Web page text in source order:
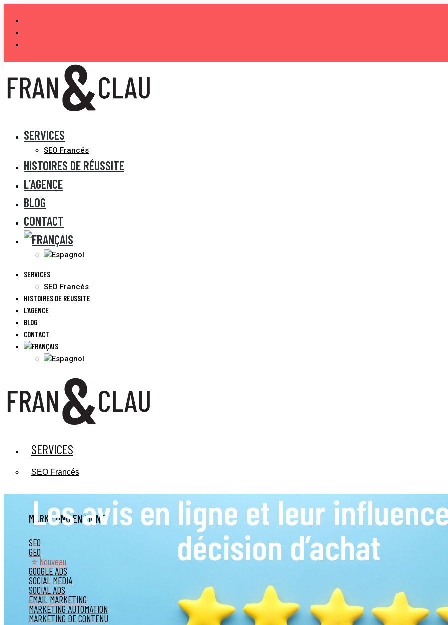
contenu
SERVICES
SEO Francés
HISTOIRES DE RÉUSSITE
L’AGENCE
BLOG
CONTACT
SERVICES
SEO Francés
HISTOIRES DE RÉUSSITE
L’AGENCE
BLOG
CONTACT
SERVICES
SEO Francés
MARKETING EN LIGNE
SEO
GEO
⭐ Nouveau
GOOGLE ADS
SOCIAL MEDIA
SOCIAL ADS
EMAIL MARKETING
MARKETING AUTOMATION
MARKETING DE CONTENU
Les avis en ligne et leur
décision d’achat